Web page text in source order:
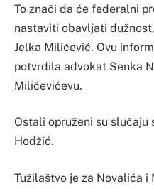
To znači da će federalni
nastaviti obavljati
Jelka Milićević. Ovu
potvrdila advokat Senka
Milićevićevu.
Ostali opruženi su slučaju
Hodžić.
Tužilaštvo je za Novalića